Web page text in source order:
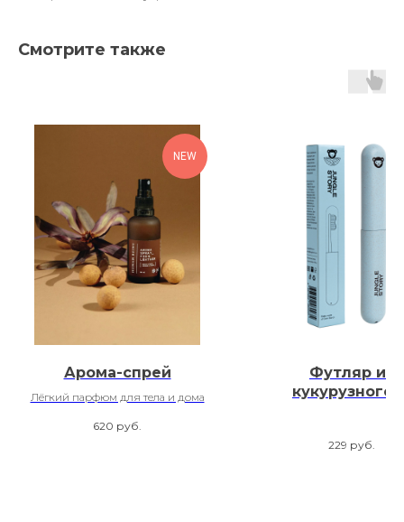
Смотрите также
NEW
Арома-спрей
Лёгкий парфюм для тела и дома
620 руб.
Футляр из
229 руб.